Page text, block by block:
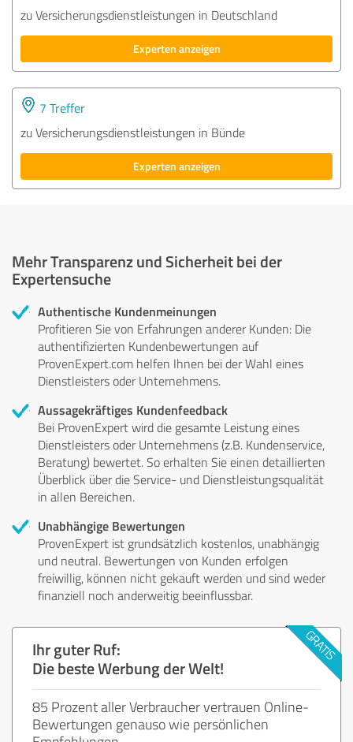
zu Versicherungsdienstleistungen in Deutschland
Experten anzeigen
7 Treffer
zu Versicherungsdienstleistungen in Bünde
Experten anzeigen
Mehr Transparenz und Sicherheit bei der
Expertensuche
Authentische Kundenmeinungen
Profitieren Sie von Erfahrungen anderer Kunden: Die
authentifizierten Kundenbewertungen auf
ProvenExpert.com helfen Ihnen bei der Wahl eines
Dienstleisters oder Unternehmens.
Aussagekräftiges Kundenfeedback
Bei ProvenExpert wird die gesamte Leistung eines
Dienstleisters oder Unternehmens (z.B. Kundenservice,
Beratung) bewertet. So erhalten Sie einen detaillierten
Überblick über die Service- und Dienstleistungsqualität
in allen Bereichen.
Unabhängige Bewertungen
ProvenExpert ist grundsätzlich kostenlos, unabhängig
und neutral. Bewertungen von Kunden erfolgen
freiwillig, können nicht gekauft werden und sind weder
finanziell noch anderweitig beeinflussbar.
Ihr guter Ruf:
Die beste Werbung der Welt!
85 Prozent aller Verbraucher vertrauen Online-
Bewertungen genauso wie persönlichen